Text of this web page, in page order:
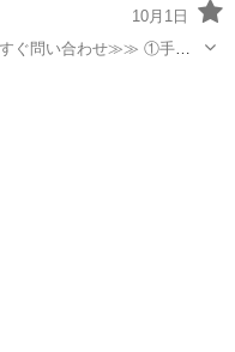
10月1日
ぐ問い合わせ≫≫ ①手持